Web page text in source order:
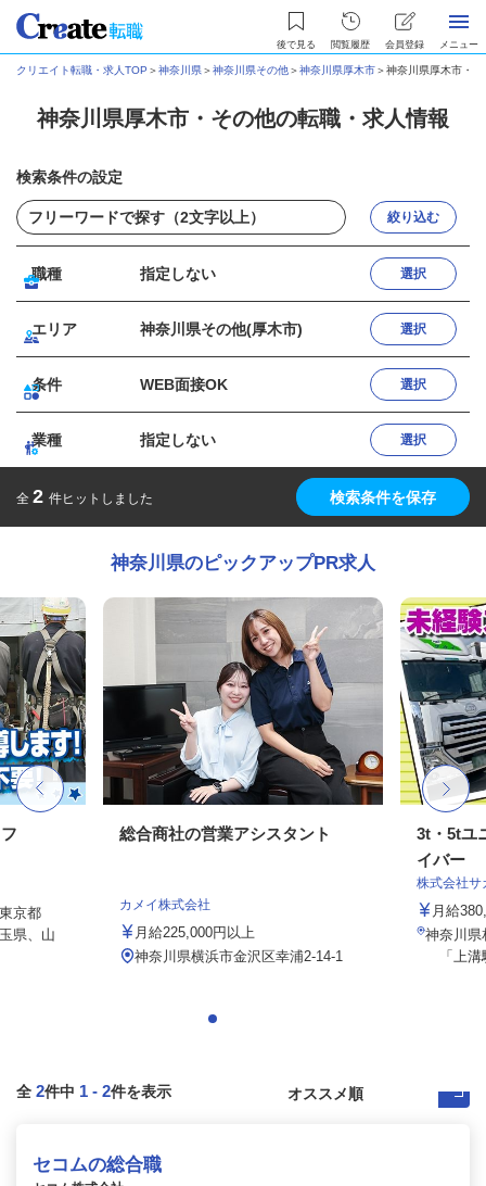
後で見る 閲覧履歴 会員登録 メニュー
クリエイト転職・求人TOP ＞神奈川県＞神奈川県その他＞神奈川県厚木市＞神奈川県厚木市・
神奈川県厚木市・その他の転職・求人情報
検索条件の設定
絞り込む
職種 指定しない 選択
エリア 神奈川県その他(厚木市) 選択
条件 WEB面接OK 選択
業種 指定しない 選択
全 2 件ヒットしました 検索条件を保存
神奈川県のピックアップPR求人
京都
県、山
総合商社の営業アシスタント
カメイ株式会社
月給225,000円以上
神奈川県横浜市金沢区幸浦2-14-1
3t・5tユ
イバー
株式会社サ
月給
神奈川県
「上溝
全 2件中 1 - 2件を表示
セコムの総合職